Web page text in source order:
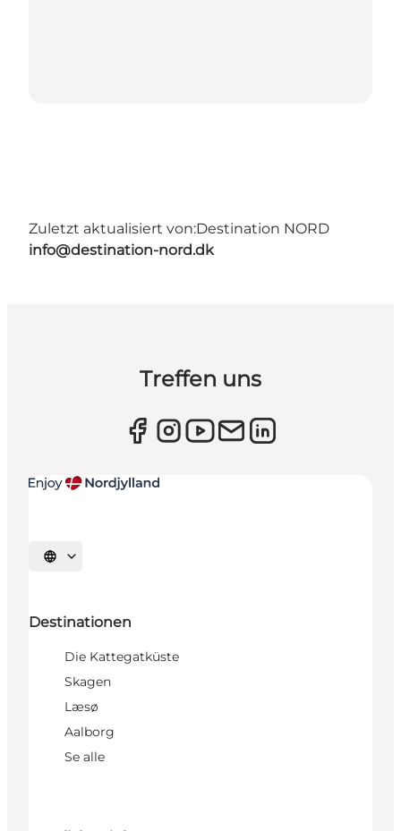
Zuletzt aktualisiert von:Destination NORD
info@destination-nord.dk
Treffen uns
Sprache auswählen
Destinationen
Die Kattegatküste
Skagen
Læsø
Aalborg
Se alle